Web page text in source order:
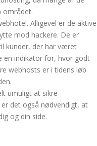
området.
Alligevel er de aktive
mod hackere. De er
kunder, der har været
en indikator for, hvor godt
webhosts er i tidens løb
umuligt at sikre
det også nødvendigt, at
og din side.